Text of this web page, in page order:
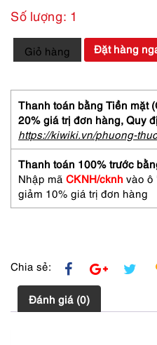
Số lượng: 1
0758-
Dây
nữ-
Nina
Ricci
gold
plated
crystal
necklace
số
Giỏ hàng Đặt hàng
Thanh toán bằng Tiền mặt
20% giá trị đơn hàng, Quy
https://kiwiki.vn/phuong-
Thanh toán 100% trước
Nhập mã CKNH/cknh vào ô
giảm 10% giá trị đơn hàng
Chia sẻ:
Đánh giá (0)